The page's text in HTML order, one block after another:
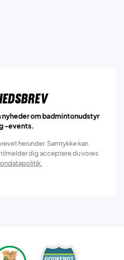
om badmintonudstyr
-events.
herunder. Samtykke kan
dig acceptere du vores